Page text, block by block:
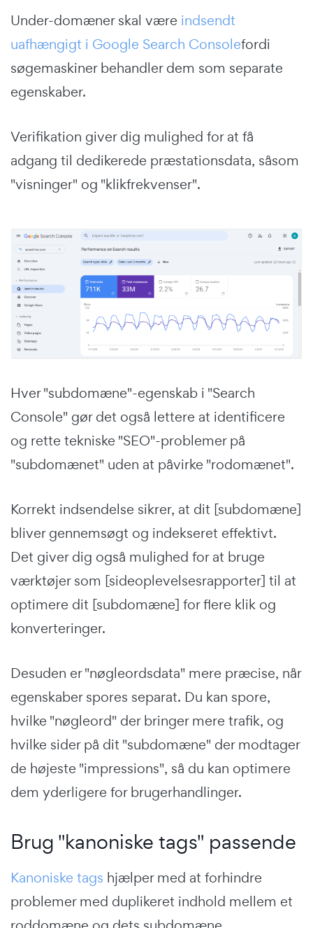
Under-domæner skal være indsendt
uafhængigt i Google Search Consolefordi
søgemaskiner behandler dem som separate
egenskaber.
Verifikation giver dig mulighed for at få
adgang til dedikerede præstationsdata, såsom
"visninger" og "klikfrekvenser".
Hver "subdomæne"-egenskab i "Search
Console" gør det også lettere at identificere
og rette tekniske "SEO"-problemer på
"subdomænet" uden at påvirke "rodomænet".
Korrekt indsendelse sikrer, at dit [subdomæne]
bliver gennemsøgt og indekseret effektivt.
Det giver dig også mulighed for at bruge
værktøjer som [sideoplevelsesrapporter] til at
optimere dit [subdomæne] for flere klik og
konverteringer.
Desuden er "nøgleordsdata" mere præcise, når
egenskaber spores separat. Du kan spore,
hvilke "nøgleord" der bringer mere trafik, og
hvilke sider på dit "subdomæne" der modtager
de højeste "impressions", så du kan optimere
dem yderligere for brugerhandlinger.
Brug "kanoniske tags" passende
Kanoniske tags hjælper med at forhindre
problemer med duplikeret indhold mellem et